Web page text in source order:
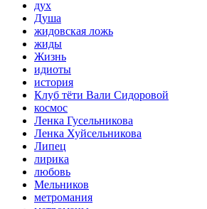
дух
Душа
жидовская ложь
жиды
Жизнь
идиоты
история
Клуб тёти Вали Сидоровой
космос
Ленка Гусельникова
Ленка Хуйсельникова
Липец
лирика
любовь
Мельников
метромания